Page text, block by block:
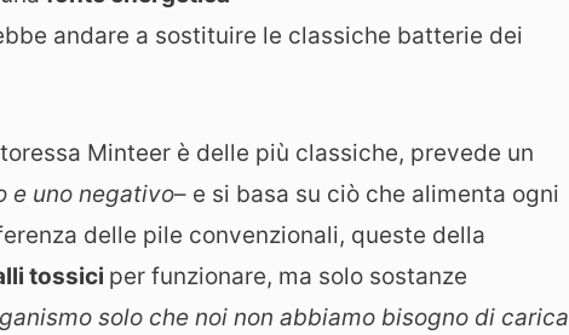
andare a sostituire le classiche batterie dei
Minteer è delle più classiche, prevede un
e uno negativo– e si basa su ciò che alimenta ogni
delle pile convenzionali, queste della
tossici per funzionare, ma solo sostanze
solo che noi non abbiamo bisogno di carica